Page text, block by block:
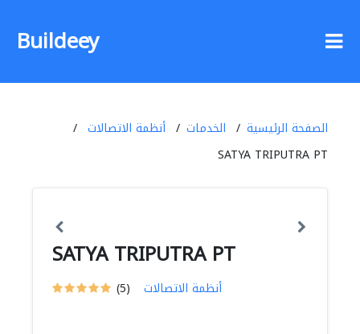
Buildeey
الصفحة الرئيسية الخدمات
أنظمة الاتصالات
SATYA TRIPUTRA PT
SATYA TRIPUTRA PT
(5) أنظمة الاتصالات